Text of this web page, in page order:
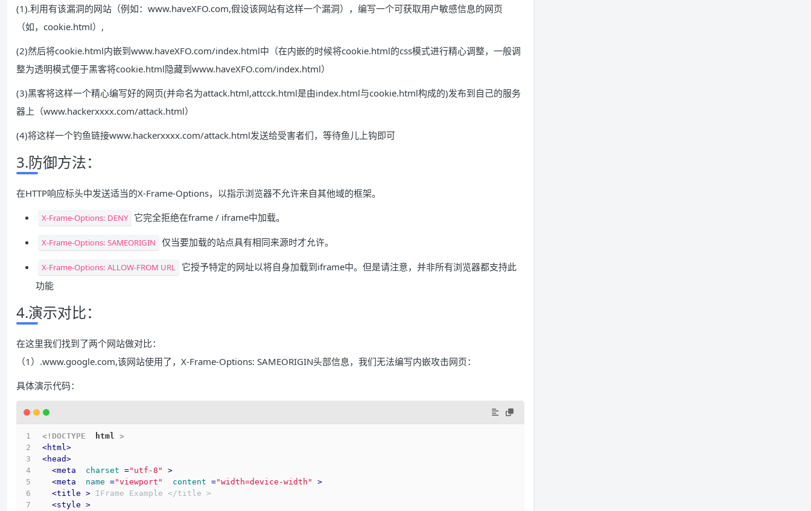
(1).利用有该漏洞的网站（例如：www.haveXFO.com,假设该网站有这样一个漏洞），编写一个可获取用户敏感信息的网页
（如，cookie.html）,
(2)然后将cookie.html内嵌到www.haveXFO.com/index.html中（在内嵌的时候将cookie.html的css模式进行精心调整，一般调
整为透明模式便于黑客将cookie.html隐藏到www.haveXFO.com/index.html）
(3)黑客将这样一个精心编写好的网页(并命名为attack.html,attcck.html是由index.html与cookie.html构成的)发布到自己的服务
器上（www.hackerxxxx.com/attack.html）
(4)将这样一个钓鱼链接www.hackerxxxx.com/attack.html发送给受害者们，等待鱼儿上钩即可
3.防御方法：
在HTTP响应标头中发送适当的X-Frame-Options，以指示浏览器不允许来自其他域的框架。
X-Frame-Options: DENY 它完全拒绝在frame / iframe中加载。
X-Frame-Options: SAMEORIGIN 仅当要加载的站点具有相同来源时才允许。
X-Frame-Options: ALLOW-FROM URL
它授予特定的网址以将自身加载到iframe中。但是请注意，并非所有浏览器都支持此
功能
4.演示对比：
在这里我们找到了两个网站做对比：
（1）.www.google.com,该网站使用了，X-Frame-Options: SAMEORIGIN头部信息，我们无法编写内嵌攻击网页：
具体演示代码：
<!DOCTYPE html >
<html>
<head>
<meta charset ="utf-8"
>
<meta name ="viewport" content ="width=device-width"
>
<title > IFrame Example </title >
<style >